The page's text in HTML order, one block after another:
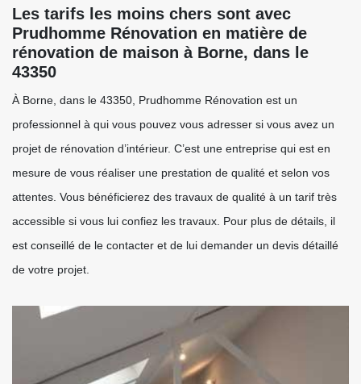
Les tarifs les moins chers sont avec
Prudhomme Rénovation en matière de
rénovation de maison à Borne, dans le
43350
À Borne, dans le 43350, Prudhomme Rénovation est un
professionnel à qui vous pouvez vous adresser si vous avez un
projet de rénovation d’intérieur. C’est une entreprise qui est en
mesure de vous réaliser une prestation de qualité et selon vos
attentes. Vous bénéficierez des travaux de qualité à un tarif très
accessible si vous lui confiez les travaux. Pour plus de détails, il
est conseillé de le contacter et de lui demander un devis détaillé
de votre projet.